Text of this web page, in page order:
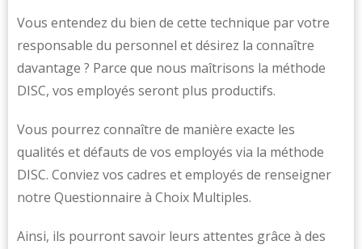
Vous entendez du bien de cette technique par votre
responsable du personnel et désirez la connaître
davantage ? Parce que nous maîtrisons la méthode
DISC, vos employés seront plus productifs.
Vous pourrez connaître de manière exacte les
qualités et défauts de vos employés via la méthode
DISC. Conviez vos cadres et employés de renseigner
notre Questionnaire à Choix Multiples.
Ainsi, ils pourront savoir leurs attentes grâce à des